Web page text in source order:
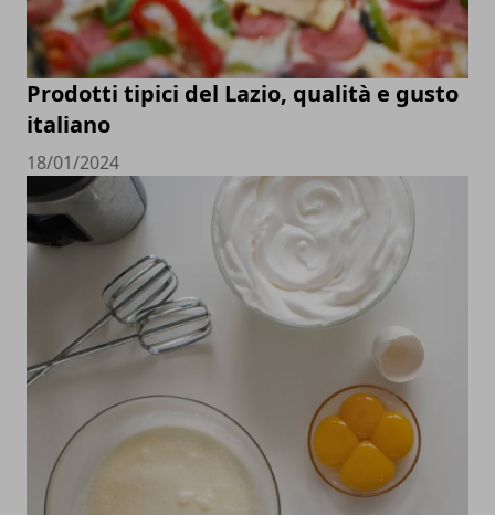
Prodotti tipici del Lazio, qualità e gusto
italiano
18/01/2024